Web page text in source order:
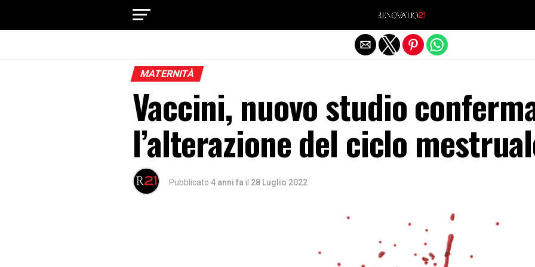
MATERNITÀ
Vaccini, nuovo studio
l’alterazione del ciclo
Pubblicato 4 anni fa il 28 Luglio 2022
Exit mobile version